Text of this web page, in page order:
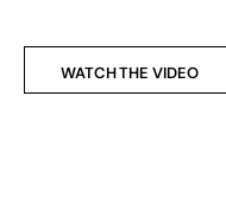
WATCH THE VIDEO